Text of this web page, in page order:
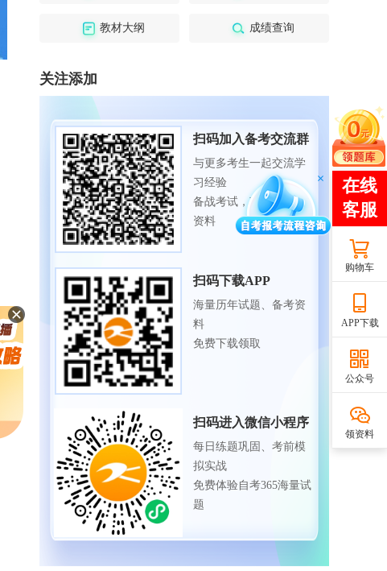
教材大纲 成绩查询
关注添加
扫码加入备考交流群
与更多考生一起交流学
习经验
备战考试，获取试题及
资料
扫码下载APP
海量历年试题、备考资
料
免费下载领取
扫码进入微信小程序
每日练题巩固、考前模
拟实战
免费体验自考365海量试
题
购物车
APP下载
公众号
领资料